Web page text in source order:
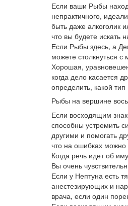
Если ваши Рыбы
непрактичного,
быть даже алкоголик
что вы будете искать
Если Рыбы здесь, а
можете столкнуться
Хорошая,
когда дело касается
определить, какой
Рыбы на вершине
Если восходящим
способны устремить
другими и помогать
что на ошибках можно
Когда речь идет об
Вы очень
Если у Нептуна есть
анестезирующих и
врача, если один